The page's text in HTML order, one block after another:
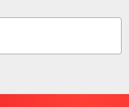
Methoden